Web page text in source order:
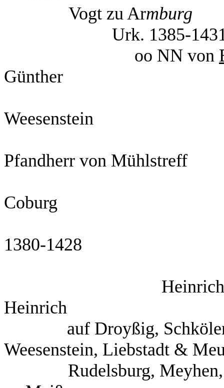
Vogt zu Ar
Urk. 1385-1431,
oo NN von
Günther
Weesenstein
Pfandherr von Mühlstreff
Coburg
1380-1428
Heinrich
auf Droyßig,
Weesenstein, Liebstadt &
Rudelsburg,